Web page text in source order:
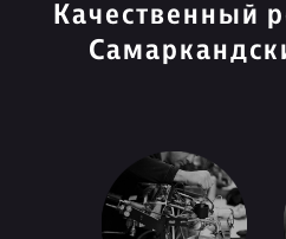
Качественный